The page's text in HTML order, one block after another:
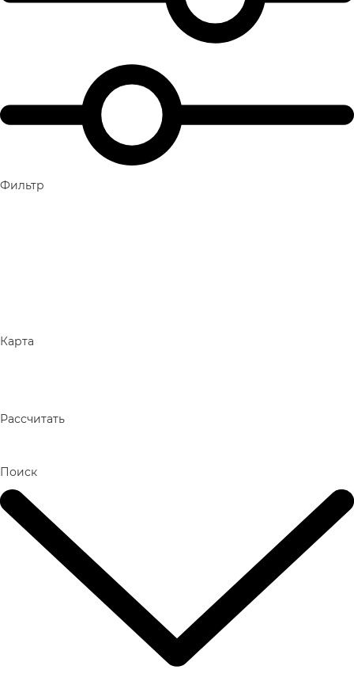
Фильтр
Карта
Рассчитать
Поиск